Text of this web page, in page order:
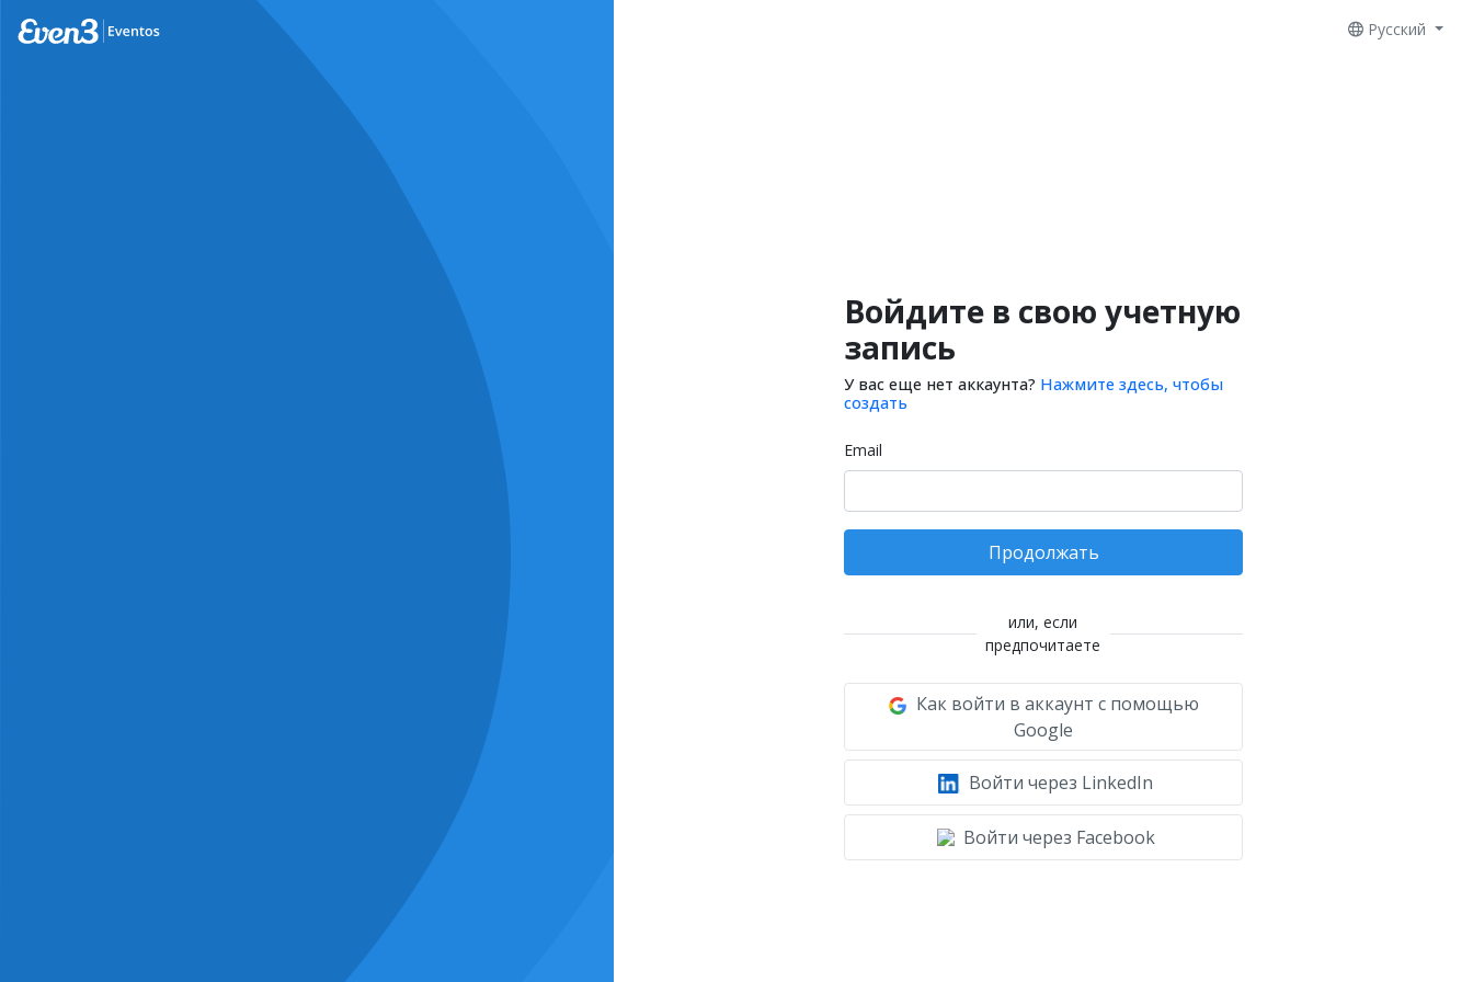
Русский
Войдите в свою учетную
запись
У вас еще нет аккаунта? Нажмите здесь, чтобы
создать
Email
Продолжать
или, если
предпочитаете
Как войти в аккаунт с помощью
Google
Войти через LinkedIn
Войти через Facebook